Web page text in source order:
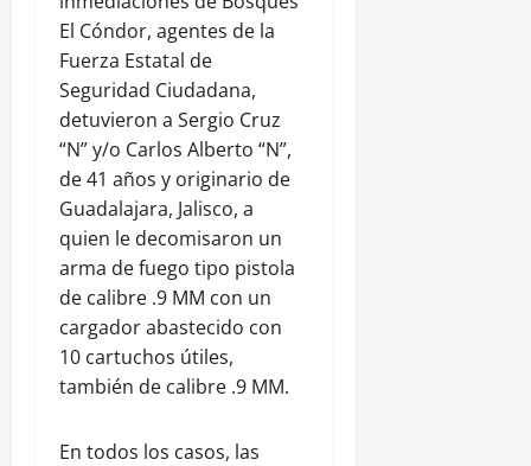
El Cóndor, agentes de la
Fuerza Estatal de
Seguridad Ciudadana,
detuvieron a Sergio Cruz
“N” y/o Carlos Alberto “N”,
de 41 años y originario de
Guadalajara, Jalisco, a
quien le decomisaron un
arma de fuego tipo pistola
de calibre .9 MM con un
cargador abastecido con
10 cartuchos útiles,
también de calibre .9 MM.
En todos los casos, las